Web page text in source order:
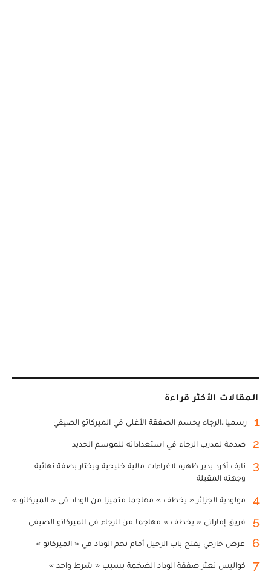
المقالات الأكثر قراءة
1 رسميا..الرجاء يحسم الصفقة الأغلى في الميركاتو الصيفي
2 صدمة لمدرب الرجاء في استعداداته للموسم الجديد
3
نايف أكرد يدير ظهره لاغراءات مالية خليجية ويختار بصفة نهائية
وجهته المقبلة
4 مولودية الجزائر « يخطف » مهاجما متميزا من الوداد في « الميركاتو »
5 فريق إماراتي « يخطف » مهاجما من الرجاء في الميركاتو الصيفي
6 عرض خارجي يفتح باب الرحيل أمام نجم الوداد في « الميركاتو »
7 كواليس تعثر صفقة الوداد الضخمة بسبب « شرط واحد »